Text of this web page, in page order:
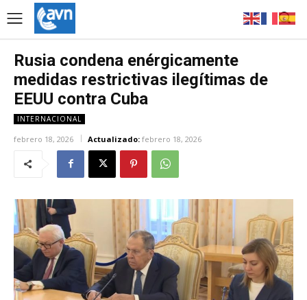
Rusia condena enérgicamente
medidas restrictivas ilegítimas de
EEUU contra Cuba
INTERNACIONAL
febrero 18, 2026 Actualizado: febrero 18, 2026